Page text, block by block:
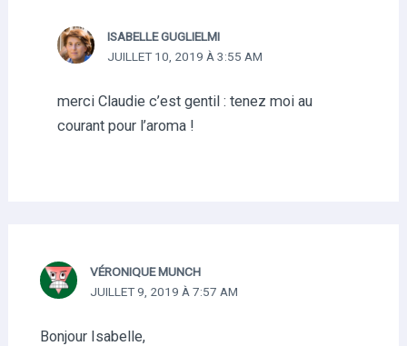
ISABELLE GUGLIELMI
JUILLET 10, 2019 À 3:55 AM
merci Claudie c’est gentil : tenez moi au
courant pour l’aroma !
VÉRONIQUE MUNCH
JUILLET 9, 2019 À 7:57 AM
Bonjour Isabelle,